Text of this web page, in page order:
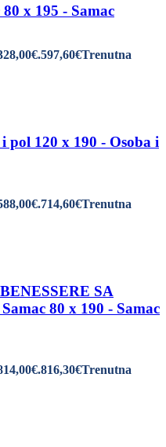
x 195 - Samac
597,60€Trenutna
pol 120 x 190 - Osoba i
714,60€Trenutna
SA
80 x 190 - Samac
816,30€Trenutna